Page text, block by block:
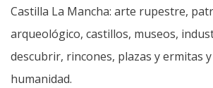
Castilla La Mancha: arte rupestre,
arqueológico, castillos, museos,
descubrir, rincones, plazas y ermitas
humanidad.